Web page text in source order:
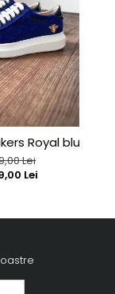
Royal blue
Lei
Lei